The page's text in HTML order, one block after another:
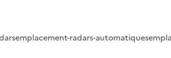
emplacement-radars-automatiques